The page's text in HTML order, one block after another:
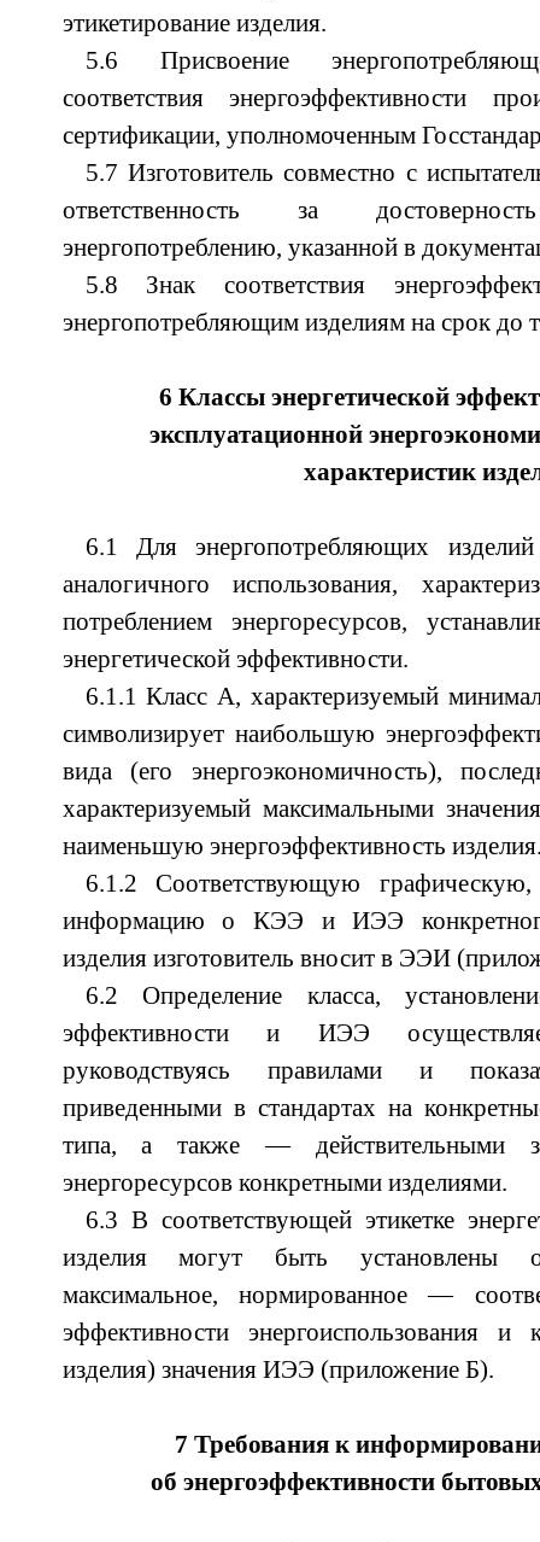
этикетирование изделия.
5.6 Присвоение
соответствия энергоэффективности
сертификации, уполномоченным
5.7 Изготовитель совместно с
ответственность за
энергопотреблению, указанной в
5.8 Знак соответствия
энергопотребляющим изделиям на срок до
6 Классы энергетической
эксплуатационной
характеристик
6.1 Для энергопотребляющих
аналогичного использования,
потреблением энергоресурсов,
энергетической эффективности.
6.1.1 Класс А, характеризуемый
символизирует наибольшую
вида (его энергоэкономичность),
характеризуемый максимальными
наименьшую энергоэффективность
6.1.2 Соответствующую
информацию о КЭЭ и ИЭЭ конкретного
изделия изготовитель вносит в ЭЭИ
6.2 Определение класса,
эффективности и ИЭЭ
руководствуясь правилами и
приведенными в стандартах на
типа, а также — действительными
энергоресурсов конкретными изделиями.
6.3 В соответствующей этикетке
изделия могут быть установлены
максимальное, нормированное —
эффективности энергоиспользования и
изделия) значения ИЭЭ (приложение Б).
7 Требования к
об энергоэффективности